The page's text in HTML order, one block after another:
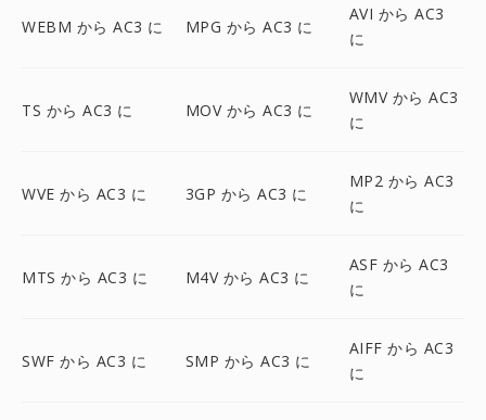
WEBM から AC3 に MPG から AC3 に
AVI から AC3
に
TS から AC3 に MOV から AC3 に
WMV から AC3
に
WVE から AC3 に 3GP から AC3 に
MP2 から AC3
に
MTS から AC3 に M4V から AC3 に
ASF から AC3
に
SWF から AC3 に SMP から AC3 に
AIFF から AC3
に